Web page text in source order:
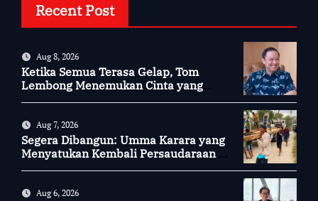
Recent Post
Aug 8, 2026
Ketika Semua Terasa Gelap, Tom
Lembong Menemukan Cinta yang
Aug 7, 2026
Segera Dibangun: Umma Karara yang
Menyatukan Kembali Persaudaraan di
Aug 6, 2026